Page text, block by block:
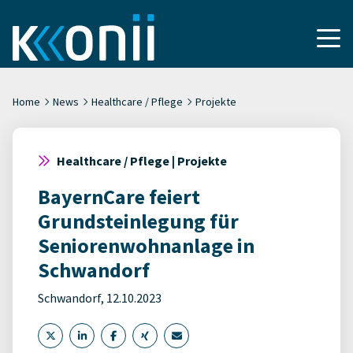
Home News Healthcare / Pflege Projekte
Healthcare / Pflege | Projekte
BayernCare feiert
Grundsteinlegung für
Seniorenwohnanlage in
Schwandorf
Schwandorf, 12.10.2023